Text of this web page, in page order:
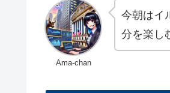
Ama-chan
今朝はイ
分を楽し